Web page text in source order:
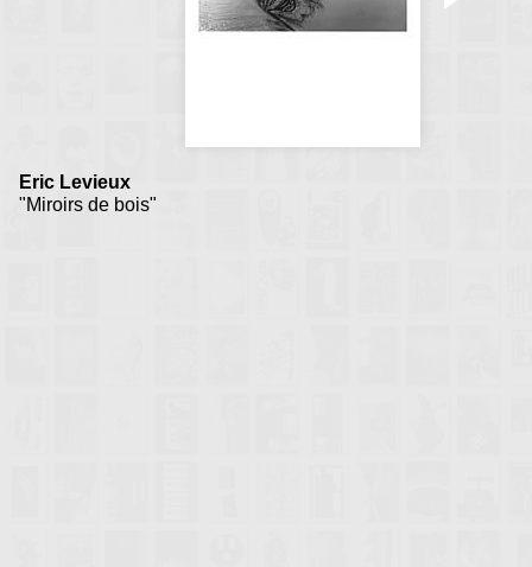
Eric Levieux
"Miroirs de bois"